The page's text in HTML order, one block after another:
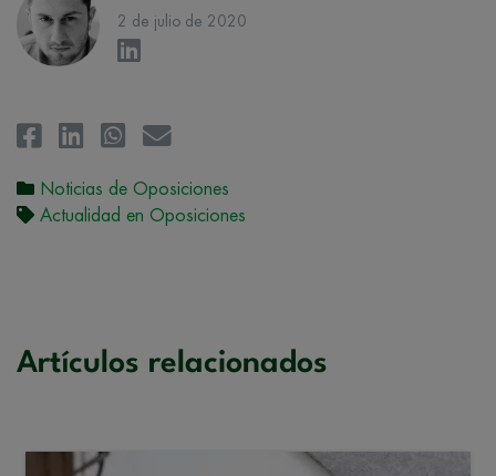
2 de julio de 2020
Noticias de Oposiciones
Actualidad en Oposiciones
Artículos relacionados